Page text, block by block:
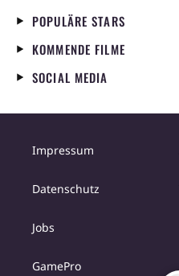
POPULÄRE STARS
KOMMENDE FILME
SOCIAL MEDIA
Impressum
Datenschutz
Jobs
GamePro